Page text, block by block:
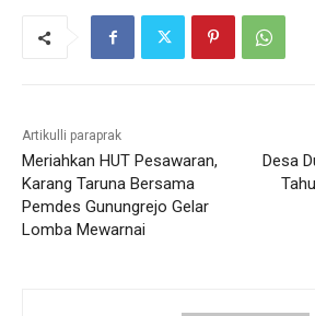
Artikulli paraprak
Meriahkan HUT Pesawaran,
Karang Taruna Bersama
Pemdes Gunungrejo Gelar
Lomba Mewarnai
Desa